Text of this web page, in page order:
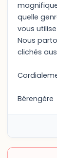
quelle
vous
Nous
clichés
Bérengère